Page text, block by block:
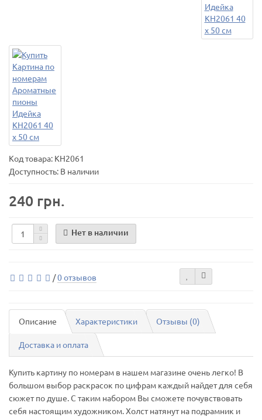
Код товара: КН2061
Доступность: В наличии
240 грн.
Нет в наличии
/0 отзывов
Описание Характеристики Отзывы (0)
Доставка и оплата
Купить картину по номерам в нашем магазине очень легко! В
большом выбор раскрасок по цифрам каждый найдет для себя
сюжет по душе. С таким набором Вы сможете почувствовать
себя настоящим художником. Холст натянут на подрамник и